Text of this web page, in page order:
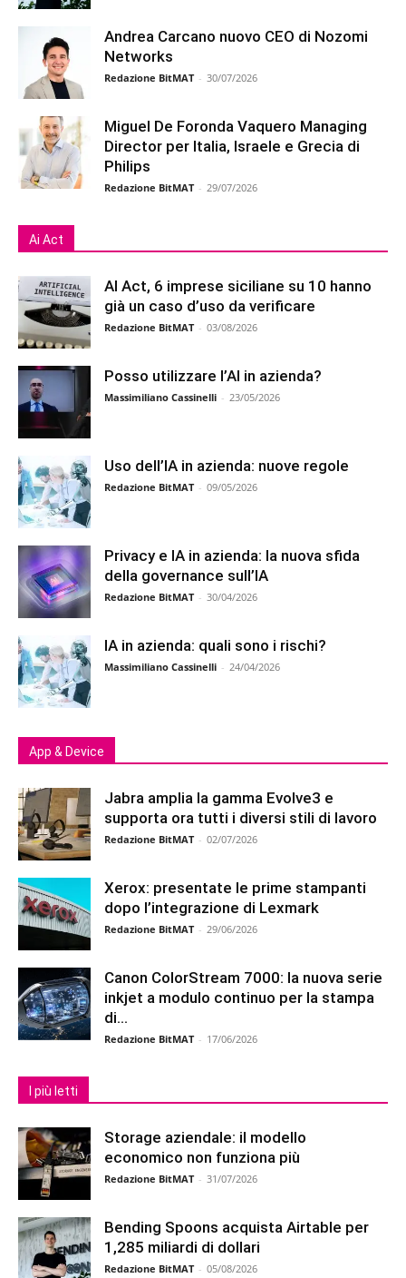
Andrea Carcano nuovo CEO di Nozomi
Networks
Redazione BitMAT - 30/07/2026
Miguel De Foronda Vaquero Managing
Director per Italia, Israele e Grecia di
Philips
Redazione BitMAT - 29/07/2026
Ai Act
AI Act, 6 imprese siciliane su 10 hanno
già un caso d’uso da verificare
Redazione BitMAT - 03/08/2026
Posso utilizzare l’AI in azienda?
Massimiliano Cassinelli - 23/05/2026
Uso dell’IA in azienda: nuove regole
Redazione BitMAT - 09/05/2026
Privacy e IA in azienda: la nuova sfida
della governance sull’IA
Redazione BitMAT - 30/04/2026
IA in azienda: quali sono i rischi?
Massimiliano Cassinelli - 24/04/2026
App & Device
Jabra amplia la gamma Evolve3 e
supporta ora tutti i diversi stili di lavoro
Redazione BitMAT - 02/07/2026
Xerox: presentate le prime stampanti
dopo l’integrazione di Lexmark
Redazione BitMAT - 29/06/2026
Canon ColorStream 7000: la nuova serie
inkjet a modulo continuo per la stampa
di...
Redazione BitMAT - 17/06/2026
I più letti
Storage aziendale: il modello
economico non funziona più
Redazione BitMAT - 31/07/2026
Bending Spoons acquista Airtable per
1,285 miliardi di dollari
Redazione BitMAT - 05/08/2026